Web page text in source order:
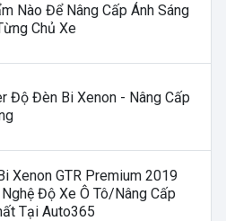
Nào Để Nâng Cấp Ánh Sáng
Chủ Xe
Độ Đèn Bi Xenon - Nâng Cấp
Xenon GTR Premium 2019
Độ Xe Ô Tô/nâng Cấp
Tại Auto365